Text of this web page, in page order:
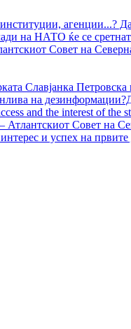
агенции...?
на НАТО ќе се
Совет на
Славјанка
на
and the interest of the
Совет на
и успех на